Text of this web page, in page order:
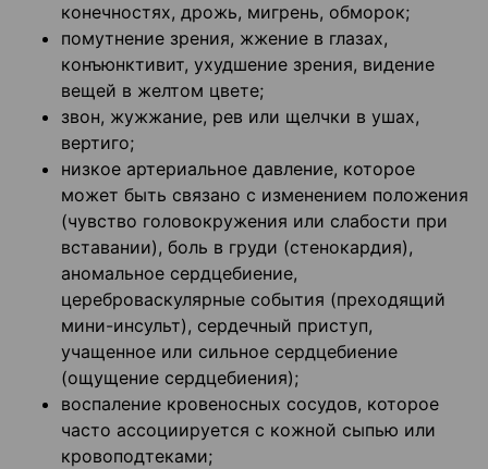
конечностях, дрожь, мигрень, обморок;
помутнение зрения, жжение в глазах,
конъюнктивит, ухудшение зрения, видение
вещей в желтом цвете;
звон, жужжание, рев или щелчки в ушах,
вертиго;
низкое артериальное давление, которое
может быть связано с изменением положения
(чувство головокружения или слабости при
вставании), боль в груди (стенокардия),
аномальное сердцебиение,
цереброваскулярные события (преходящий
мини-инсульт), сердечный приступ,
учащенное или сильное сердцебиение
(ощущение сердцебиения);
воспаление кровеносных сосудов, которое
часто ассоциируется с кожной сыпью или
кровоподтеками;